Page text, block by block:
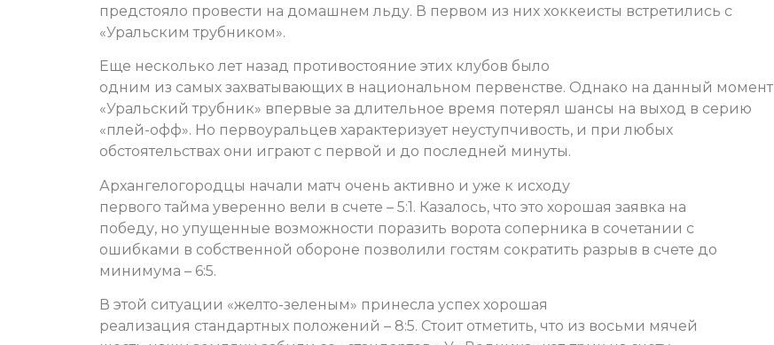
предстояло провести на домашнем льду. В первом из них хоккеисты встретились с
«Уральским трубником».
Еще несколько лет назад противостояние этих клубов было
одним из самых захватывающих в национальном первенстве. Однако на данный момент
«Уральский трубник» впервые за длительное время потерял шансы на выход в серию
«плей-офф». Но первоуральцев характеризует неуступчивость, и при любых
обстоятельствах они играют с первой и до последней минуты.
Архангелогородцы начали матч очень активно и уже к исходу
первого тайма уверенно вели в счете – 5:1. Казалось, что это хорошая заявка на
победу, но упущенные возможности поразить ворота соперника в сочетании с
ошибками в собственной обороне позволили гостям сократить разрыв в счете до
минимума – 6:5.
В этой ситуации «желто-зеленым» принесла успех хорошая
реализация стандартных положений – 8:5. Стоит отметить, что из восьми мячей